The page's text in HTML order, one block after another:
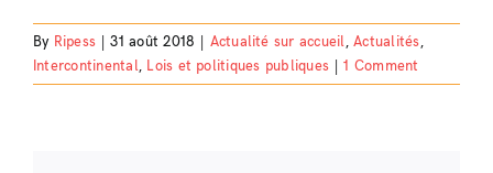
By Ripess 31 août 2018 Actualité sur accueil,Actualités,
Intercontinental, Lois et politiques publiques 1 Comment